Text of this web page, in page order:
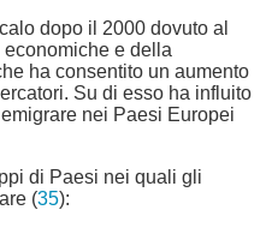
dopo il 2000 dovuto al
e della
ha consentito un aumento
Su di esso ha influito
nei Paesi Europei
di Paesi nei quali gli
(35):